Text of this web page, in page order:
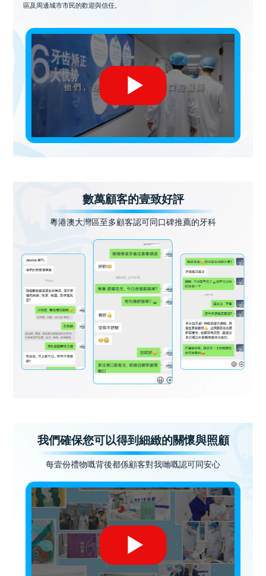
區及周邊城市市民的歡迎與信任。
數萬顧客的壹致好評
粵港澳大灣區至多顧客認可同口碑推薦的牙科
我們確保您可以得到細緻的關懷與照顧
每壹份禮物嘅背後都係顧客對我哋嘅認可同安心